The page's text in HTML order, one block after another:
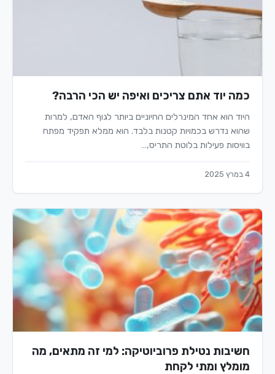
כמה יוד אתם צריכים ואיפה יש הכי הרבה?
היוד הוא אחד המינרלים החיוניים ביותר לגוף האדם, למרות
שהוא נדרש בכמויות קטנות בלבד. הוא ממלא תפקיד מפתח
בוויסות פעילות בלוטת התריס,…
4 במרץ 2025
חשיבות נטילת פרוביוטיקה: למי זה מתאים, מה
מומלץ ומתי לקחת